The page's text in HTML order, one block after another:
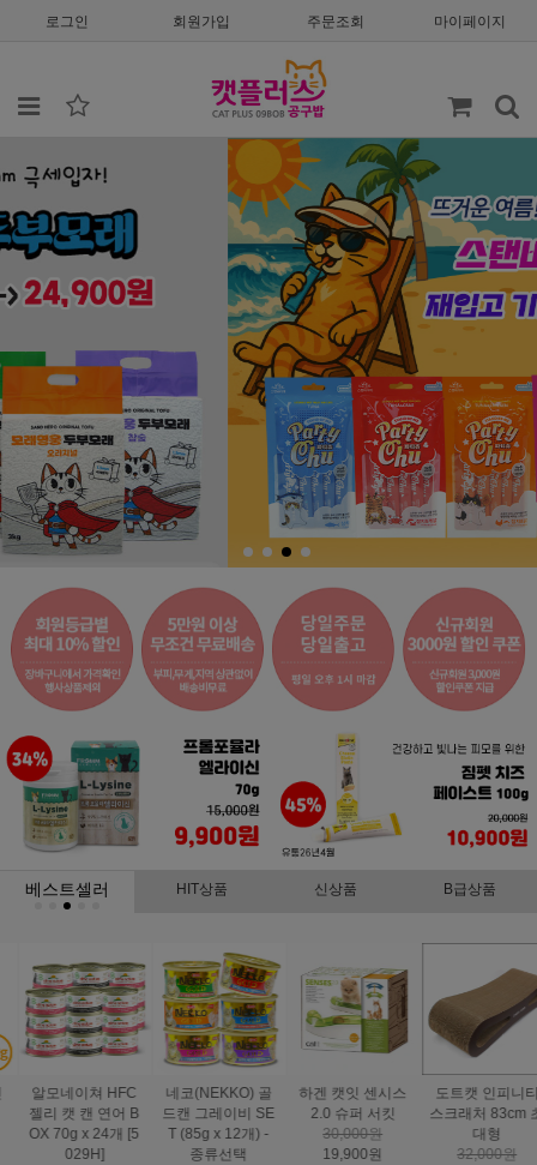
로그인 회원가입 주문조회 마이페이지
베스트셀러 HIT상품 신상품 B급상품
하겐 캣잇 센시스
2.0 슈퍼 서킷
30,000원
19,900원
도트캣 인피니티
스크래처 83cm 초
대형
32,000원
스마트하트 골드
나인케어 캣 피부&
피모 6kg
60,000원
도트캣 스크래처
집콕 TV
16,000원
12,900원